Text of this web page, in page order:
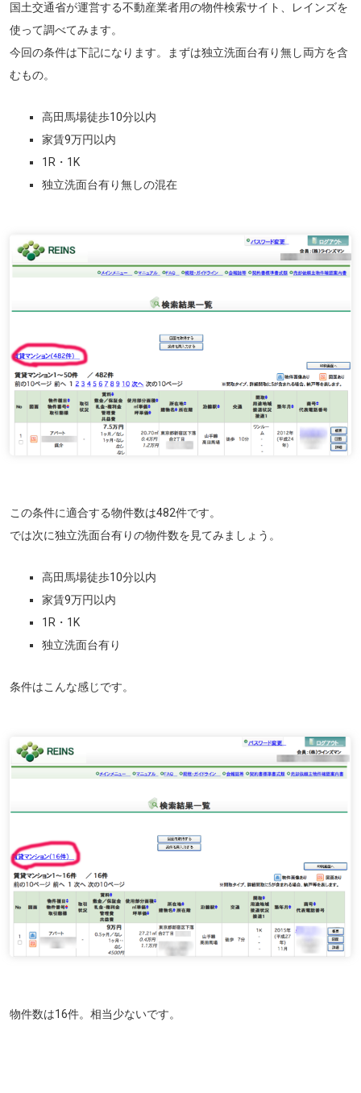
国土交通省が運営する不動産業者用の物件検索サイト、レインズを
使って調べてみます。
今回の条件は下記になります。まずは独立洗面台有り無し両方を含
むもの。
高田馬場徒歩10分以内
家賃9万円以内
1R・1K
独立洗面台有り無しの混在
この条件に適合する物件数は482件です。
では次に独立洗面台有りの物件数を見てみましょう。
高田馬場徒歩10分以内
家賃9万円以内
1R・1K
独立洗面台有り
条件はこんな感じです。
物件数は16件。相当少ないです。